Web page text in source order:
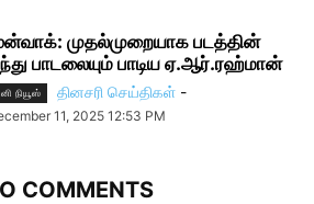
முதல்முறையாக படத்தின்
பாடலையும் பாடிய ஏ.ஆர்.ரஹ்மான்
நியூஸ் தினசரி செய்திகள் -
11, 2025 12:53 PM
COMMENTS